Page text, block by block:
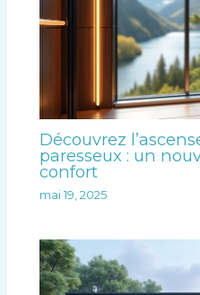
Découvrez
paresseux : un
confort
mai 19, 2025